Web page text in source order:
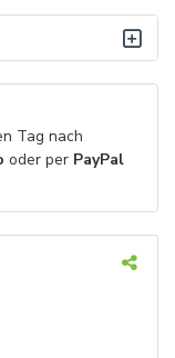
Tag nach
oder per PayPal